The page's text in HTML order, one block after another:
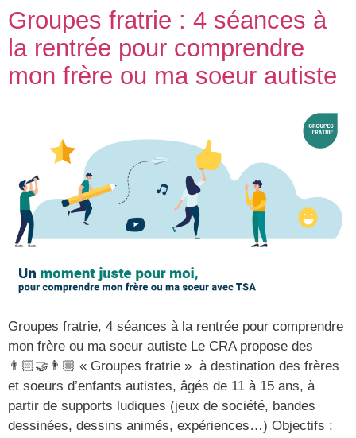
Groupes fratrie : 4 séances à
la rentrée pour comprendre
mon frère ou ma soeur autiste
Groupes fratrie, 4 séances à la rentrée pour comprendre
mon frère ou ma soeur autiste Le CRA propose des
👨🏻‍🤝‍👨🏼 « Groupes fratrie » à destination des frères
et soeurs d’enfants autistes, âgés de 11 à 15 ans, à
partir de supports ludiques (jeux de société, bandes
dessinées, dessins animés, expériences…) Objectifs :